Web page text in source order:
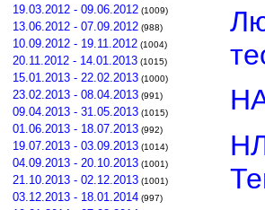
19.03.2012 - 09.06.2012 (1009)
13.06.2012 - 07.09.2012 (988)
10.09.2012 - 19.11.2012 (1004)
20.11.2012 - 14.01.2013 (1015)
15.01.2013 - 22.02.2013 (1000)
23.02.2013 - 08.04.2013 (991)
09.04.2013 - 31.05.2013 (1015)
01.06.2013 - 18.07.2013 (992)
19.07.2013 - 03.09.2013 (1014)
04.09.2013 - 20.10.2013 (1001)
21.10.2013 - 02.12.2013 (1001)
03.12.2013 - 18.01.2014 (997)